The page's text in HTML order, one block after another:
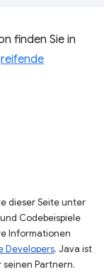
finden Sie in
dieser Seite unter
und Codebeispiele
Informationen
Developers. Java ist
Partnern.